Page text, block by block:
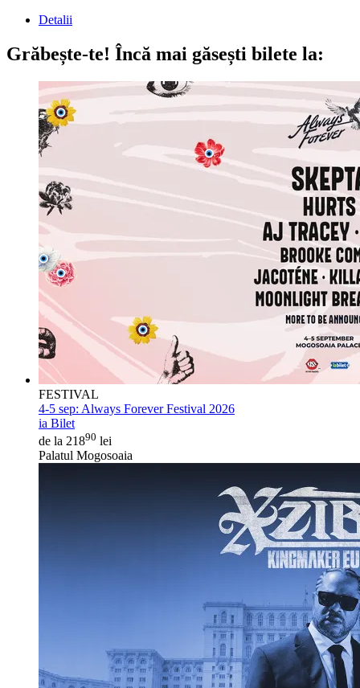
Detalii
Grăbește-te! Încă mai găsești bilete la:
FESTIVAL
4-5 sep: Always Forever Festival 2026
ia Bilet
de la 21890 lei
Palatul Mogosoaia